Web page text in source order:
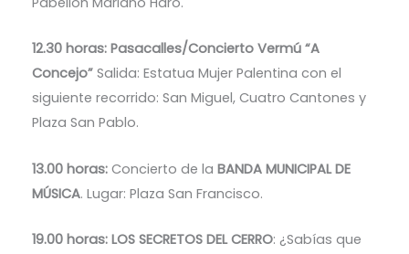
12.30 horas: Pasacalles/Concierto Vermú “A
Concejo”Salida: Estatua Mujer Palentina con el
siguiente recorrido: San Miguel, Cuatro Cantones y
Plaza San Pablo.
13.00 horas:Concierto de la BANDA MUNICIPAL DE
MÚSICA. Lugar: Plaza San Francisco.
19.00 horas: LOS SECRETOS DEL CERRO: ¿Sabías que